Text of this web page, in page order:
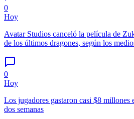
0
Hoy
Avatar Studios canceló la película de
de los últimos dragones, según los
0
Hoy
Los jugadores gastaron casi $8
dos semanas